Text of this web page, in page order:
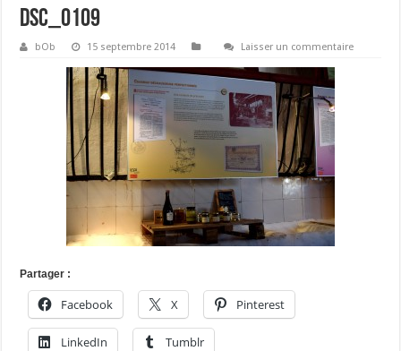
DSC_0109
bOb 15 septembre 2014 Laisser un commentaire
Partager :
Facebook X Pinterest
LinkedIn Tumblr